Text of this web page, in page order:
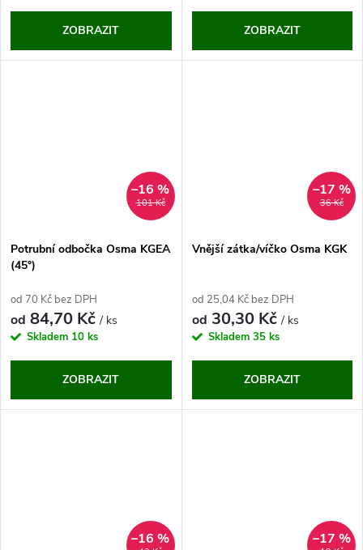
ZOBRAZIT ZOBRAZIT
101 Kč
–16 %
Potrubní odbočka Osma KGEA
(45°)
od 70 Kč bez DPH
od 84,70 Kč/ ks
Skladem 10 ks
ZOBRAZIT
36 Kč
–17 %
Vnější zátka/víčko Osma KGK
od 25,04 Kč bez DPH
od 30,30 Kč/ ks
Skladem 35 ks
ZOBRAZIT
–16 % –17 %